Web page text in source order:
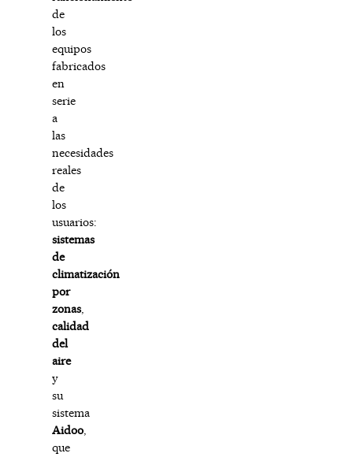
de
los
equipos
fabricados
en
serie
a
las
necesidades
reales
de
los
usuarios:
sistemas
de
climatización
por
zonas,
calidad
del
aire
y
su
sistema
Aidoo,
que